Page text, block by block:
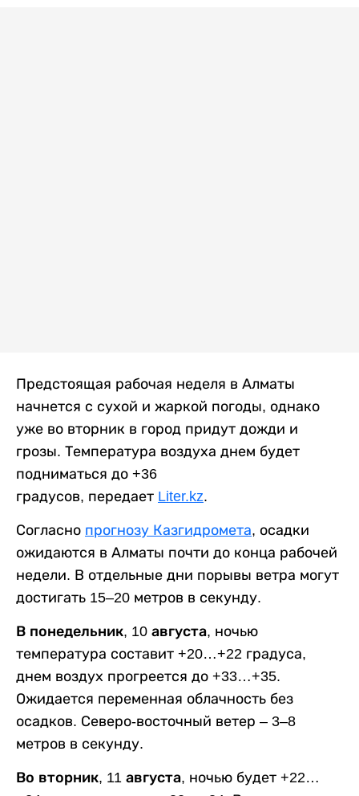
Предстоящая рабочая неделя в Алматы
начнется с сухой и жаркой погоды, однако
уже во вторник в город придут дожди и
грозы. Температура воздуха днем будет
подниматься до +36
градусов, передает Liter.kz.
Согласно прогнозу Казгидромета, осадки
ожидаются в Алматы почти до конца рабочей
недели. В отдельные дни порывы ветра могут
достигать 15–20 метров в секунду.
В понедельник, 10 августа, ночью
температура составит +20…+22 градуса,
днем воздух прогреется до +33…+35.
Ожидается переменная облачность без
осадков. Северо-восточный ветер – 3–8
метров в секунду.
Во вторник, 11 августа, ночью будет +22…